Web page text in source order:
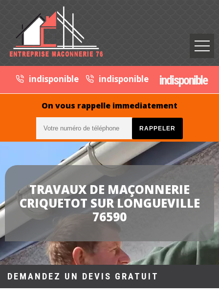
indisponible indisponible indisponible
On vous rappelle immediatement
TRAVAUX DE MAÇONNERIE
CRIQUETOT SUR LONGUEVILLE
76590
DEMANDEZ UN DEVIS GRATUIT